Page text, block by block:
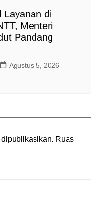
Layanan di
Menteri
Pandang
Agustus 5, 2026
Ruas